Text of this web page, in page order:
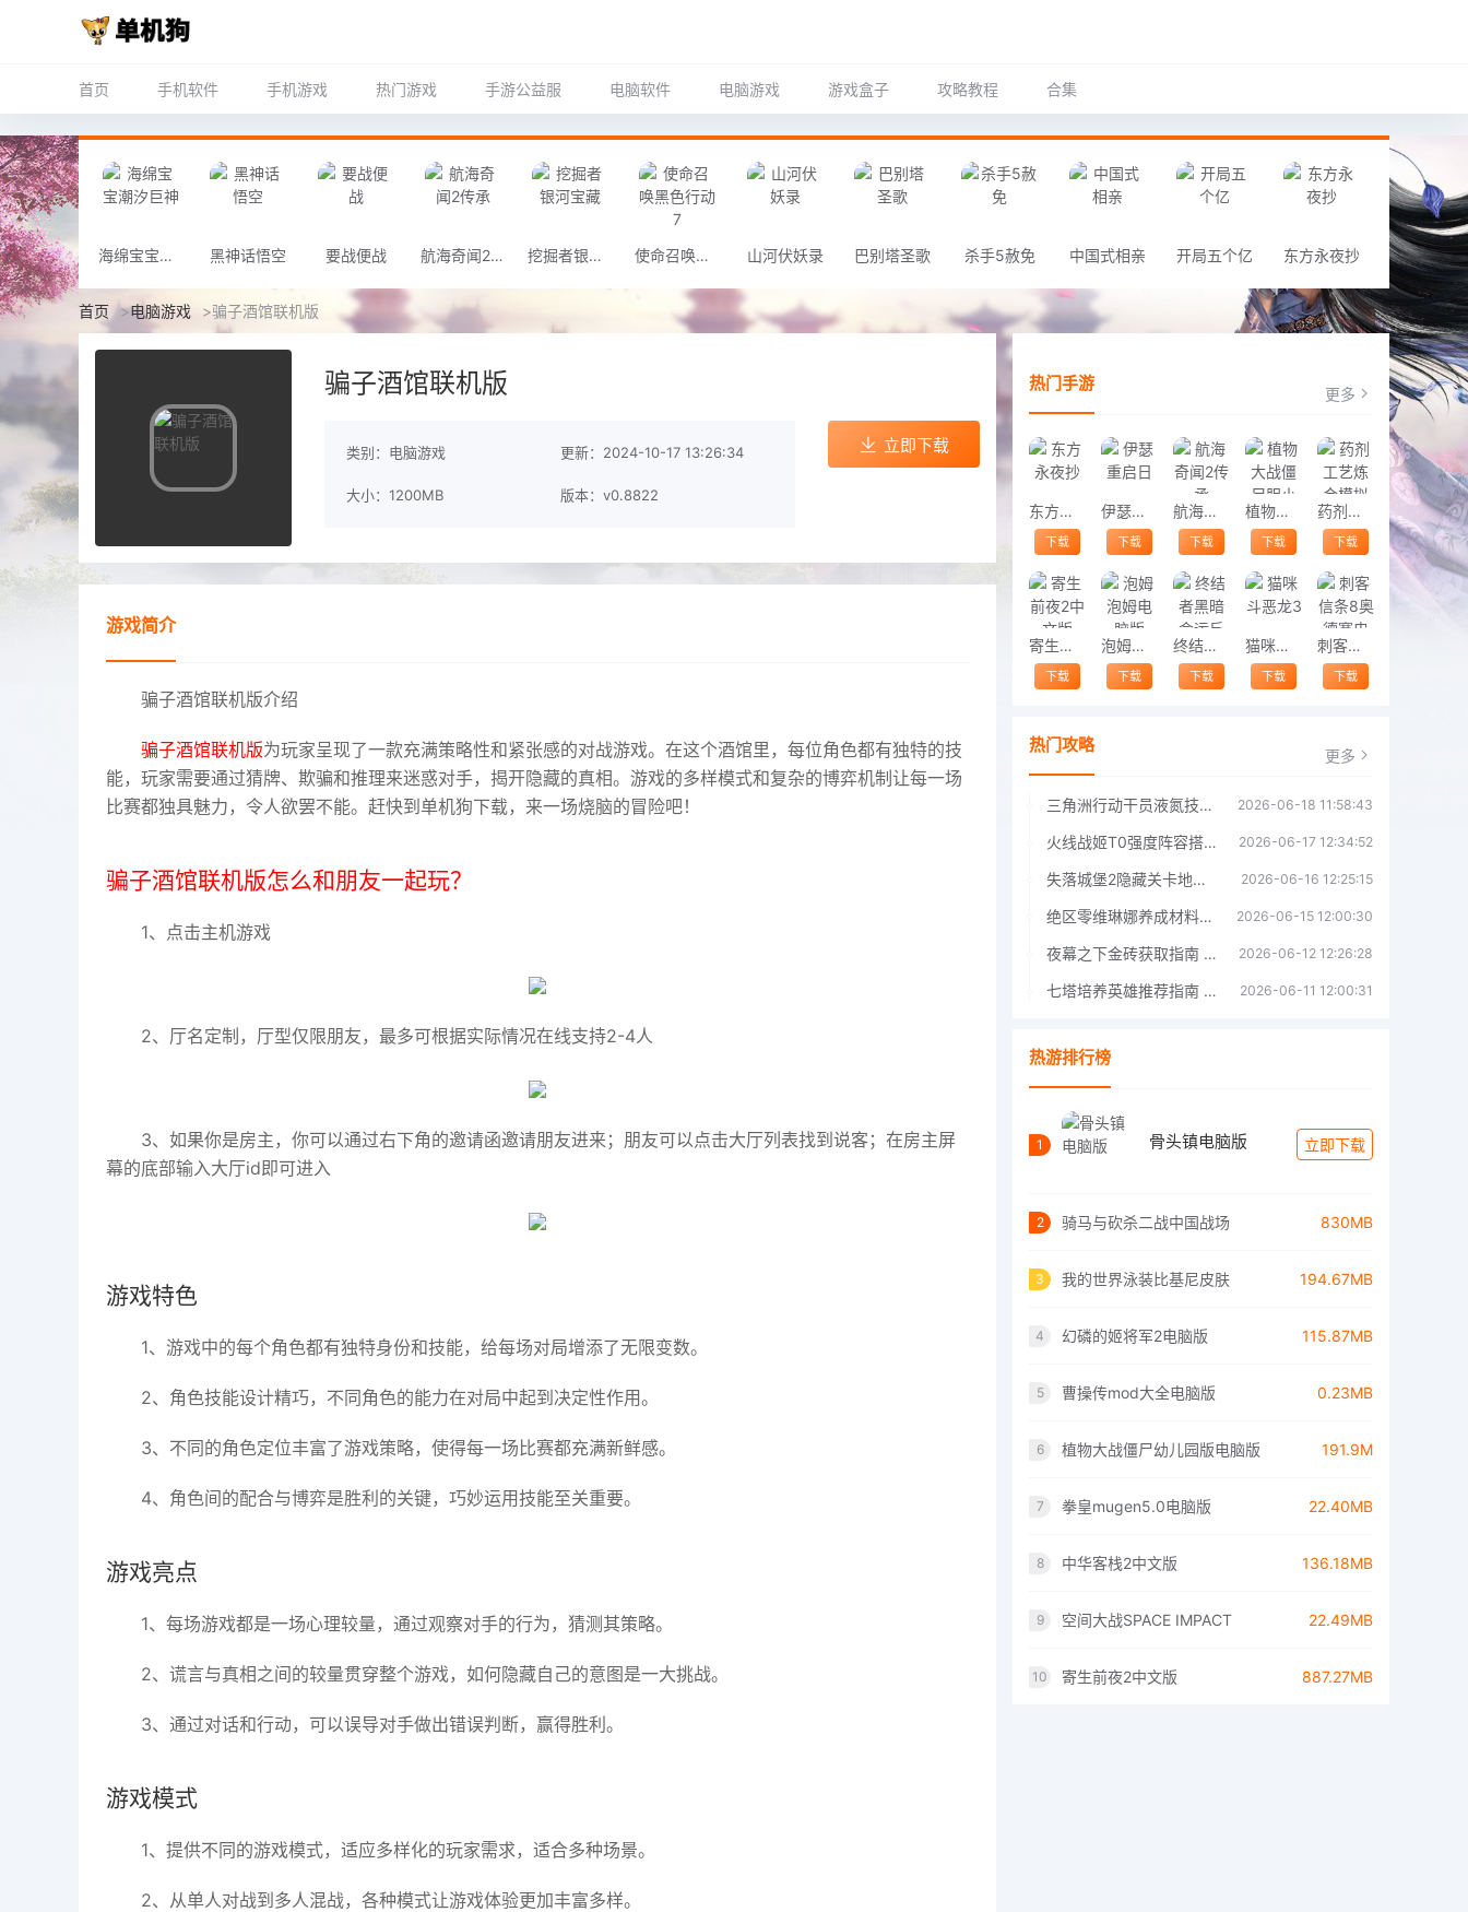
首页 手机软件 手机游戏 热门游戏 手游公益服 电脑软件 电脑游戏 游戏盒子 攻略教程 合集
海绵宝宝潮汐巨神 黑神话悟空 要战便战 航海奇闻2传承 挖掘者银河宝藏 使命召唤黑色行动7 山河伏妖录 巴别塔圣歌 杀手5赦免 中国式相亲 开局五个亿 东方永夜抄
首页 >电脑游戏 >骗子酒馆联机版
骗子酒馆联机版
类别：电脑游戏 更新：2024-10-17 13:26:34
大小：1200MB 版本：v0.8822
立即下载
游戏简介
骗子酒馆联机版介绍
骗子酒馆联机版为玩家呈现了一款充满策略性和紧张感的对战游戏。在这个酒馆里，每位角色都有独特的技
能，玩家需要通过猜牌、欺骗和推理来迷惑对手，揭开隐藏的真相。游戏的多样模式和复杂的博弈机制让每一场
比赛都独具魅力，令人欲罢不能。赶快到单机狗下载，来一场烧脑的冒险吧！
骗子酒馆联机版怎么和朋友一起玩？
1、点击主机游戏
2、厅名定制，厅型仅限朋友，最多可根据实际情况在线支持2-4人
3、如果你是房主，你可以通过右下角的邀请函邀请朋友进来；朋友可以点击大厅列表找到说客；在房主屏
幕的底部输入大厅id即可进入
游戏特色
1、游戏中的每个角色都有独特身份和技能，给每场对局增添了无限变数。
2、角色技能设计精巧，不同角色的能力在对局中起到决定性作用。
3、不同的角色定位丰富了游戏策略，使得每一场比赛都充满新鲜感。
4、角色间的配合与博弈是胜利的关键，巧妙运用技能至关重要。
游戏亮点
1、每场游戏都是一场心理较量，通过观察对手的行为，猜测其策略。
2、谎言与真相之间的较量贯穿整个游戏，如何隐藏自己的意图是一大挑战。
3、通过对话和行动，可以误导对手做出错误判断，赢得胜利。
游戏模式
1、提供不同的游戏模式，适应多样化的玩家需求，适合多种场景。
2、从单人对战到多人混战，各种模式让游戏体验更加丰富多样。
热门手游 更多
东方永夜抄
下载
伊瑟重启日
下载
航海奇闻2传承
下载
植物大战僵尸胆小菇之梦最新版
下载
药剂工艺炼金模拟器
下载
寄生前夜2中文版
下载
泡姆泡姆电脑版
下载
终结者黑暗命运反抗
下载
猫咪斗恶龙3
下载
刺客信条8奥德赛电脑版
下载
热门攻略 更多
三角洲行动干员液氮技能效果详解 三角洲行动干员液氮技能介绍 2026-06-18 11:58:43
火线战姬T0强度阵容搭配推荐 火线战姬T0强度阵容哪个好 2026-06-17 12:34:52
失落城堡2隐藏关卡地图解锁指南 2026-06-16 12:25:15
绝区零维琳娜养成材料汇总指南 2026-06-15 12:00:30
夜幕之下金砖获取指南 夜幕之下金砖获取方法 2026-06-12 12:26:28
七塔培养英雄推荐指南 七塔培养哪个英雄好 2026-06-11 12:00:31
热游排行榜
1 骨头镇电脑版 立即下载
2 骑马与砍杀二战中国战场 830MB
3 我的世界泳装比基尼皮肤 194.67MB
4 幻磷的姬将军2电脑版 115.87MB
5 曹操传mod大全电脑版 0.23MB
6 植物大战僵尸幼儿园版电脑版 191.9M
7 拳皇mugen5.0电脑版 22.40MB
8 中华客栈2中文版 136.18MB
9 空间大战SPACE IMPACT 22.49MB
10 寄生前夜2中文版 887.27MB